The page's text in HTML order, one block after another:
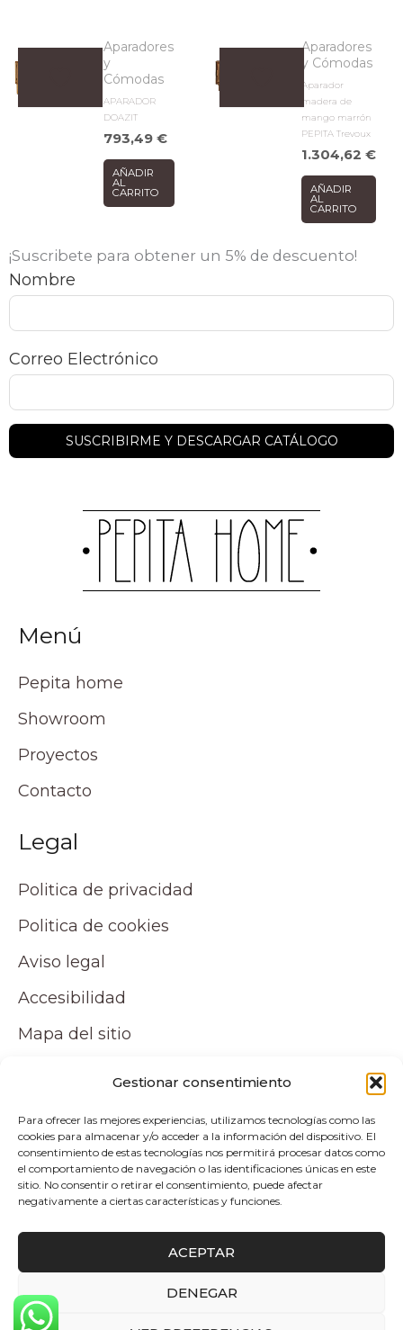
Gestionar consentimiento
Para ofrecer las mejores experiencias, utilizamos tecnologías como las
cookies para almacenar y/o acceder a la información del dispositivo. El
consentimiento de estas tecnologías nos permitirá procesar datos como
el comportamiento de navegación o las identificaciones únicas en este
sitio. No consentir o retirar el consentimiento, puede afectar
negativamente a ciertas características y funciones.
ACEPTAR
DENEGAR
Aparadores
y
Cómodas
APARADOR
DOAZIT
793,49€
AÑADIR
AL
CARRITO
Aparadores
y Cómodas
Aparador
madera de
mango marrón
PEPITA Trevoux
1.304,62€
AÑADIR
AL
CARRITO
¡Suscribete para obtener un 5% de descuento!
Nombre
Correo Electrónico
Menú
Pepita home
Showroom
Proyectos
Contacto
Legal
Politica de privacidad
Politica de cookies
Aviso legal
Accesibilidad
Mapa del sitio
Tu cuenta
Mi cuenta
Carrito
Politica de envio y devoluciones